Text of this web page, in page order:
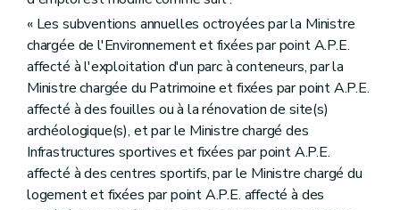
Art. 186
Art. 187
Art. 188
Art. 189
Art. 190
Art. 191
Art. 192
Art. 193
Art. 194
Art. 195
Art. 196
Art. 197
« Les subventions annuelles octroyées par la Ministre
chargée de l'Environnement et fixées par point A.P.E.
affecté à l'exploitation d'un parc à conteneurs, par la
Ministre chargée du Patrimoine et fixées par point A.P.E.
affecté à des fouilles ou à la rénovation de site(s)
archéologique(s), et par le Ministre chargé des
Infrastructures sportives et fixées par point A.P.E.
affecté à des centres sportifs, par le Ministre chargé du
logement et fixées par point A.P.E. affecté à des